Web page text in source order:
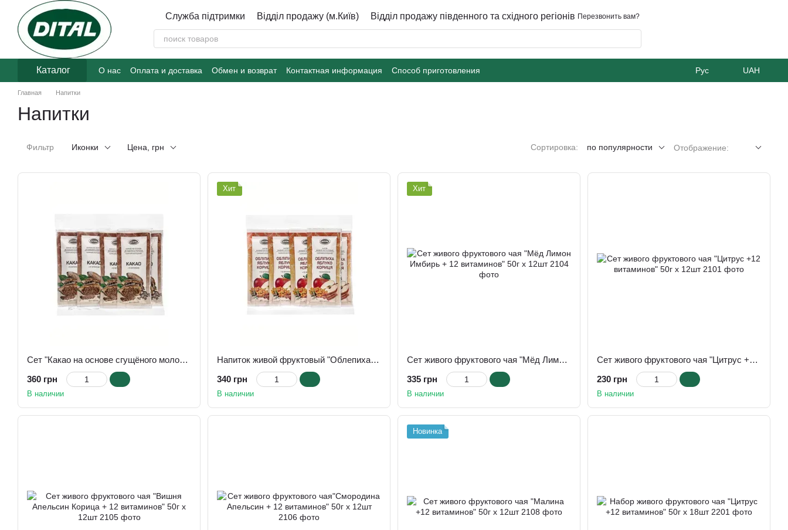
Перейти к основному контенту
Служба підтримки Відділ продажу (м.Київ) Відділ продажу південного та східного регіонів Перезвонить вам?
Каталог О нас Оплата и доставка Обмен и возврат Контактная информация Способ приготовления Рус UAH
Главная Напитки
Напитки
Фильтр Иконки Цена, грн Сортировка: по популярности Отображение:
Сет "Какао на основе сгущёного молока" 50г х 12шт DITAL™
360 грн
В наличии
Хит
Напиток живой фруктовый "Облепиха Яблоко Корица + 12 витаминов" 50г х 12шт DITAL™
340 грн
В наличии
Хит
Сет живого фруктового чая "Мёд Лимон Имбирь + 12 витаминов" 50г х 12шт
335 грн
В наличии
Сет живого фруктового чая "Цитрус +12 витаминов" 50г х 12шт
230 грн
В наличии
Новинка